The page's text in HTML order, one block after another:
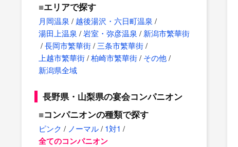
エリアで探す
月岡温泉 / 越後湯沢・六日町温泉 /
湯田上温泉 /岩室・弥彦温泉 / 新潟市繁華街
/長岡市繁華街/ 三条市繁華街/
上越市繁華街/柏崎市繁華街/ その他/
新潟県全域
長野県・山梨県の宴会コンパニオン
コンパニオンの種類で探す
ピンク / ノーマル/ 1対1 /
全てのコンパニオン